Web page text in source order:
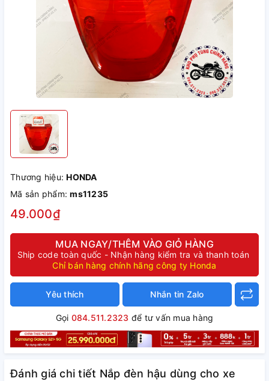
Thương hiệu:HONDA
Mã sản phẩm:ms11235
49.000₫
MUA NGAY/THÊM VÀO GIỎ HÀNG
Ship code toàn quốc - Nhận hàng kiểm tra và thanh toán
Chỉ bán hàng chính hãng công ty Honda
Yêu thích Nhắn tin Zalo
Gọi 084.511.2323 để tư vấn mua hàng
Đánh giá chi tiết Nắp đèn hậu dùng cho xe